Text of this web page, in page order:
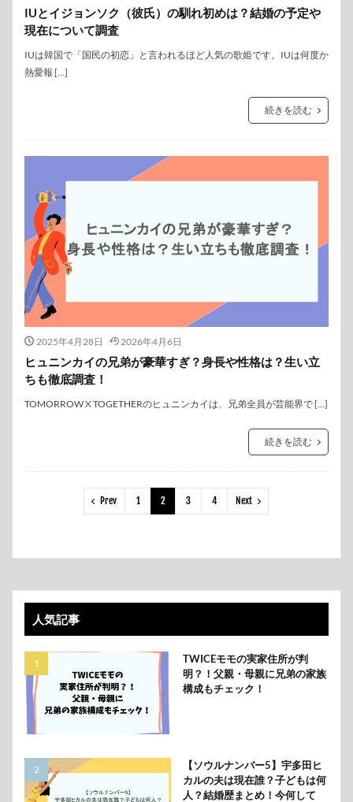
IUとイジョンソク（彼氏）の馴れ初めは？結婚の予定や
現在について調査
IUは韓国で「国民の初恋」と言われるほど人気の歌姫です。IUは何度か
熱愛報 […]
続きを読む
2025年4月28日 2026年4月6日
ヒュニンカイの兄弟が豪華すぎ？身長や性格は？生い立
ちも徹底調査！
TOMORROW X TOGETHERのヒュニンカイは、兄弟全員が芸能界で […]
続きを読む
Prev 1 2 3 4 Next
人気記事
TWICEモモの実家住所が判
明？！父親・母親に兄弟の家族
構成もチェック！
【ソウルナンバー5】宇多田ヒ
カルの夫は現在誰？子どもは何
人？結婚歴まとめ！今何して